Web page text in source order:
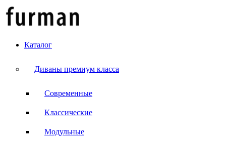
Каталог
Диваны премиум класса
Современные
Классические
Модульные